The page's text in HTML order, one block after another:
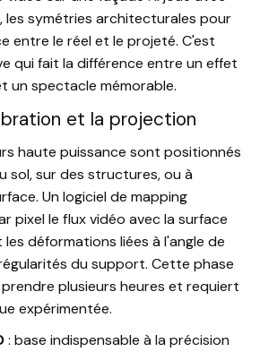
les symétries architecturales pour
entre le réel et le projeté. C'est
qui fait la différence entre un effet
un spectacle mémorable.
et la projection
haute puissance sont positionnés
sol, sur des structures, ou à
Un logiciel de mapping
pixel le flux vidéo avec la surface
déformations liées à l'angle de
du support. Cette phase
plusieurs heures et requiert
expérimentée.
: base indispensable à la précision